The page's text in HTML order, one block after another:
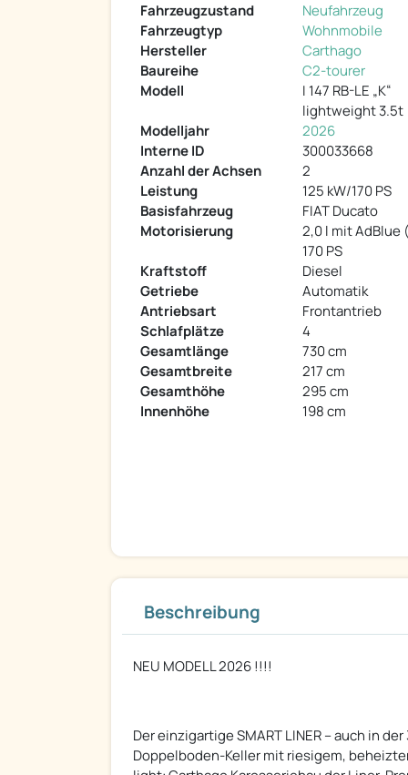
Fahrzeugzustand
Neufahrzeug
Fahrzeugtyp
Wohnmobile
Hersteller
Carthago
Baureihe
C2-tourer
Modell
I 147 RB-LE „K“
lightweight 3.5t
Modelljahr
2026
Interne ID
300033668
Anzahl der Achsen
2
Leistung
125 kW/170 PS
Basisfahrzeug
FIAT Ducato
Motorisierung
2,0 l mit AdBlue
170 PS
Kraftstoff
Diesel
Getriebe
Automatik
Antriebsart
Frontantrieb
Schlafplätze
4
Gesamtlänge
730 cm
Gesamtbreite
217 cm
Gesamthöhe
295 cm
Innenhöhe
198 cm
Beschreibung
NEU MODELL 2026 !!!!
Der einzigartige SMART LINER – auch in
Doppelboden-Keller mit riesigem,